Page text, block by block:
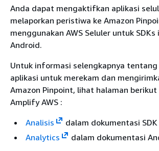
Anda dapat mengaktifkan aplikasi
melaporkan peristiwa ke Amazon
menggunakan AWS Seluler untuk SDKs
Android.
Untuk informasi selengkapnya
aplikasi untuk merekam dan
Amazon Pinpoint, lihat halaman
Amplify AWS :
Analisis
dalam dokumentasi SDK
Analytics
dalam dokumentasi